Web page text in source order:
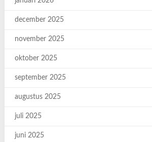
december 2025
november 2025
oktober 2025
september 2025
augustus 2025
juli 2025
juni 2025